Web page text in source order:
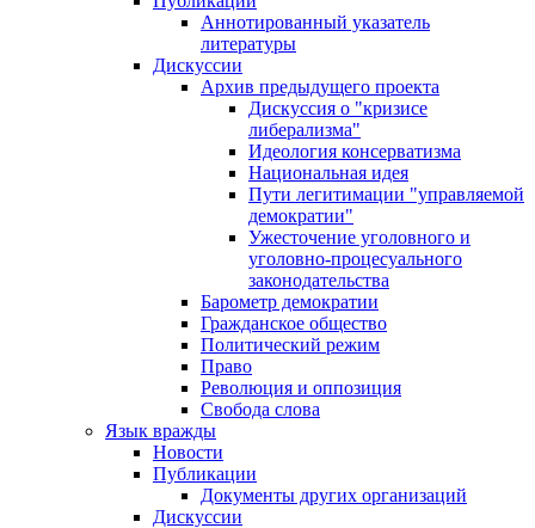
Аннотированный указатель
литературы
Дискуссии
Архив предыдущего проекта
Дискуссия о "кризисе
либерализма"
Идеология консерватизма
Национальная идея
Пути легитимации "управляемой
демократии"
Ужесточение уголовного и
уголовно-процесуального
законодательства
Барометр демократии
Гражданское общество
Политический режим
Право
Революция и оппозиция
Свобода слова
Язык вражды
Новости
Публикации
Документы других организаций
Дискуссии